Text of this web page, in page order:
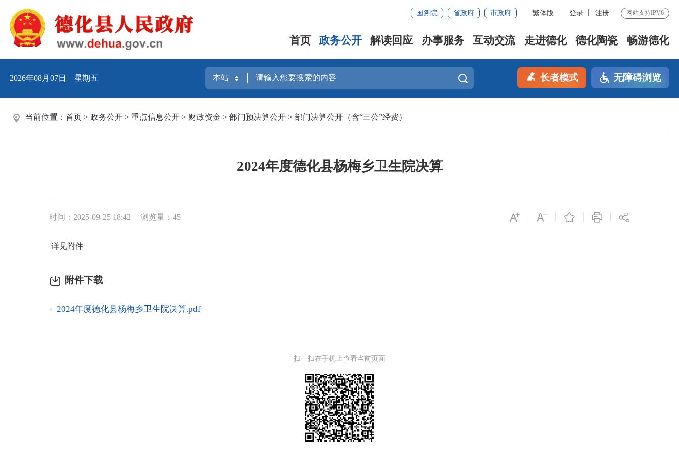
国务院 省政府 市政府 繁体版 登录 注册 网站支持IPV6
首页 政务公开 解读回应 办事服务 互动交流 走进德化 德化陶瓷 畅游德化
2026年08月07日 星期五 长者模式 无障碍浏览
当前位置： 首页 > 政务公开 > 重点信息公开 > 财政资金 > 部门预决算公开 > 部门决算公开（含“三公”经费）
2024年度德化县杨梅乡卫生院决算
时间：2025-09-25 18:42 浏览量：45
详见附件
附件下载
2024年度德化县杨梅乡卫生院决算.pdf
扫一扫在手机上查看当前页面